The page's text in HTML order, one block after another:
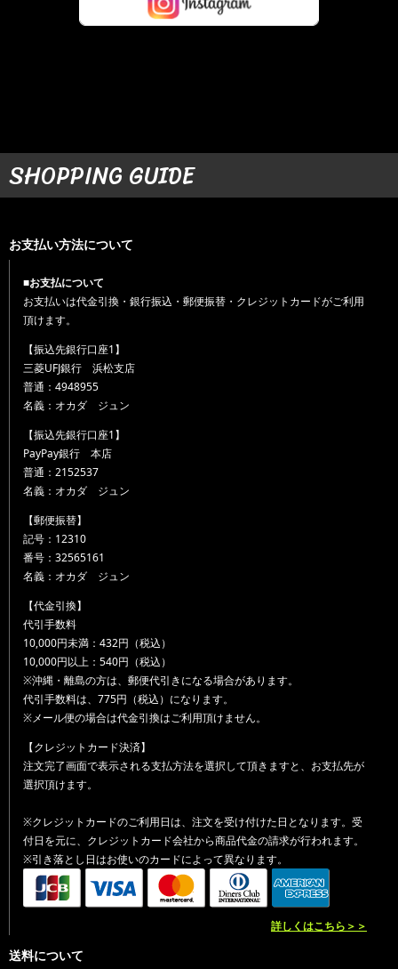
SHOPPING GUIDE
お支払い方法について
■お支払について
お支払いは代金引換・銀行振込・郵便振替・クレジットカードがご利用
頂けます。
【振込先銀行口座1】
三菱UFJ銀行 浜松支店
普通：4948955
名義：オカダ ジュン
【振込先銀行口座1】
PayPay銀行 本店
普通：2152537
名義：オカダ ジュン
【郵便振替】
記号：12310
番号：32565161
名義：オカダ ジュン
【代金引換】
代引手数料
10,000円未満：432円（税込）
10,000円以上：540円（税込）
※沖縄・離島の方は、郵便代引きになる場合があります。
代引手数料は、775円（税込）になります。
※メール便の場合は代金引換はご利用頂けません。
【クレジットカード決済】
注文完了画面で表示される支払方法を選択して頂きますと、お支払先が
選択頂けます。
※クレジットカードのご利用日は、注文を受け付けた日となります。受
付日を元に、クレジットカード会社から商品代金の請求が行われます。
※引き落とし日はお使いのカードによって異なります。
詳しくはこちら＞＞
送料について